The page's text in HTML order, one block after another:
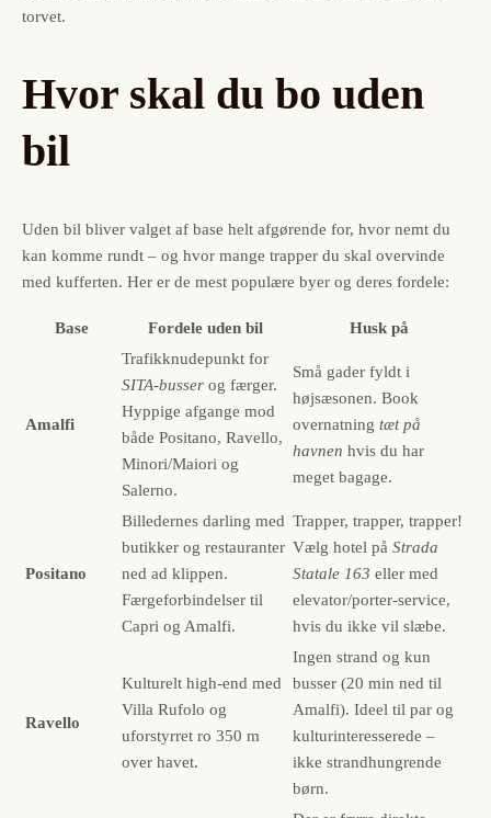
torvet.
Hvor skal du bo uden
bil
Uden bil bliver valget af base helt afgørende for, hvor nemt du
kan komme rundt – og hvor mange trapper du skal overvinde
med kufferten. Her er de mest populære byer og deres fordele:
Base Fordele uden bil Husk på
Amalfi
Trafikknudepunkt for
SITA-busser og færger.
Hyppige afgange mod
både Positano, Ravello,
Minori/Maiori og
Salerno.
Små gader fyldt i
højsæsonen. Book
overnatning tæt på
havnen hvis du har
meget bagage.
Positano
Billedernes darling med
butikker og restauranter
ned ad klippen.
Færgeforbindelser til
Capri og Amalfi.
Trapper, trapper, trapper!
Vælg hotel på Strada
Statale 163 eller med
elevator/porter-service,
hvis du ikke vil slæbe.
Ravello
Kulturelt high-end med
Villa Rufolo og
uforstyrret ro 350 m
over havet.
Ingen strand og kun
busser (20 min ned til
Amalfi). Ideel til par og
kulturinteresserede –
ikke strandhungrende
børn.